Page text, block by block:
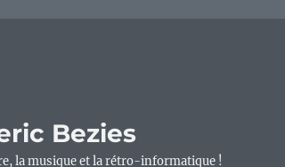
Bezies
la musique et la rétro-informatique !